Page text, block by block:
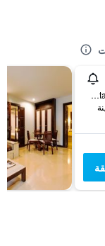
123 Moo 3, Tumbol Nongtalay, Amphur Muang, كرابي, تايلاند